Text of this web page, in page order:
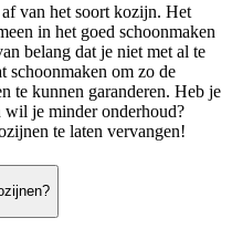
van het soort kozijn. Het
in het goed schoonmaken
belang dat je niet met al te
schoonmaken om zo de
te kunnen garanderen. Heb je
wil je minder onderhoud?
te laten vervangen!